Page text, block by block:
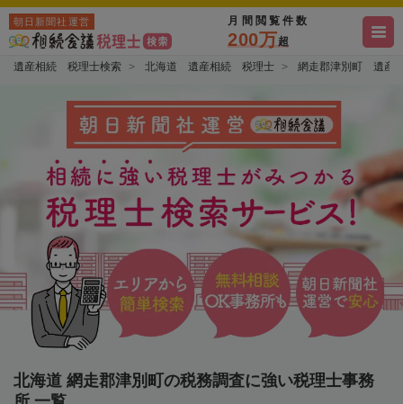
朝日新聞社運営 月間閲覧件数
200万超
遺産相続 税理士検索 北海道 遺産相続 税理士 網走郡津別町 遺産
北海道 網走郡津別町の税務調査に強い税理士事務